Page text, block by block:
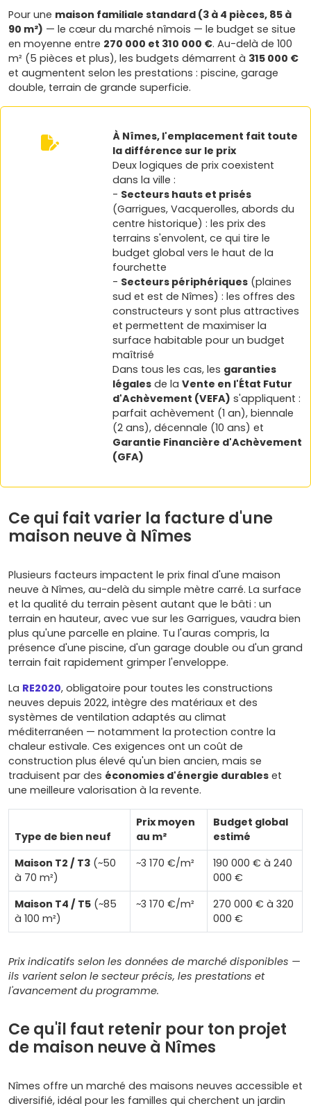
Pour une maison familiale standard (3 à 4 pièces, 85 à
90 m²) — le cœur du marché nîmois — le budget se situe
en moyenne entre 270 000 et 310 000 €. Au-delà de 100
m² (5 pièces et plus), les budgets démarrent à 315 000 €
et augmentent selon les prestations : piscine, garage
double, terrain de grande superficie.
À Nîmes, l'emplacement fait toute
la différence sur le prix
Deux logiques de prix coexistent
dans la ville :
- Secteurs hauts et prisés
(Garrigues, Vacquerolles, abords du
centre historique) : les prix des
terrains s'envolent, ce qui tire le
budget global vers le haut de la
fourchette
- Secteurs périphériques(plaines
sud et est de Nîmes) : les offres des
constructeurs y sont plus attractives
et permettent de maximiser la
surface habitable pour un budget
maîtrisé
Dans tous les cas, les garanties
légalesde la Vente en l'État Futur
d'Achèvement (VEFA) s'appliquent :
parfait achèvement (1 an), biennale
(2 ans), décennale (10 ans) et
Garantie Financière d'Achèvement
(GFA)
Ce qui fait varier la facture d'une
maison neuve à Nîmes
Plusieurs facteurs impactent le prix final d'une maison
neuve à Nîmes, au-delà du simple mètre carré. La surface
et la qualité du terrain pèsent autant que le bâti : un
terrain en hauteur, avec vue sur les Garrigues, vaudra bien
plus qu'une parcelle en plaine. Tu l'auras compris, la
présence d'une piscine, d'un garage double ou d'un grand
terrain fait rapidement grimper l'enveloppe.
La RE2020, obligatoire pour toutes les constructions
neuves depuis 2022, intègre des matériaux et des
systèmes de ventilation adaptés au climat
méditerranéen — notamment la protection contre la
chaleur estivale. Ces exigences ont un coût de
construction plus élevé qu'un bien ancien, mais se
traduisent par des économies d'énergie durables et
une meilleure valorisation à la revente.
Type de bien neuf
Prix moyen
au m²
Budget global
estimé
Maison T2 / T3 (~50
à 70 m²)
~3 170 €/m²
190 000 € à 240
000 €
Maison T4 / T5 (~85
à 100 m²)
~3 170 €/m²
270 000 € à 320
000 €
Prix indicatifs selon les données de marché disponibles —
ils varient selon le secteur précis, les prestations et
l'avancement du programme.
Ce qu'il faut retenir pour ton projet
de maison neuve à Nîmes
Nîmes offre un marché des maisons neuves accessible et
diversifié, idéal pour les familles qui cherchent un jardin